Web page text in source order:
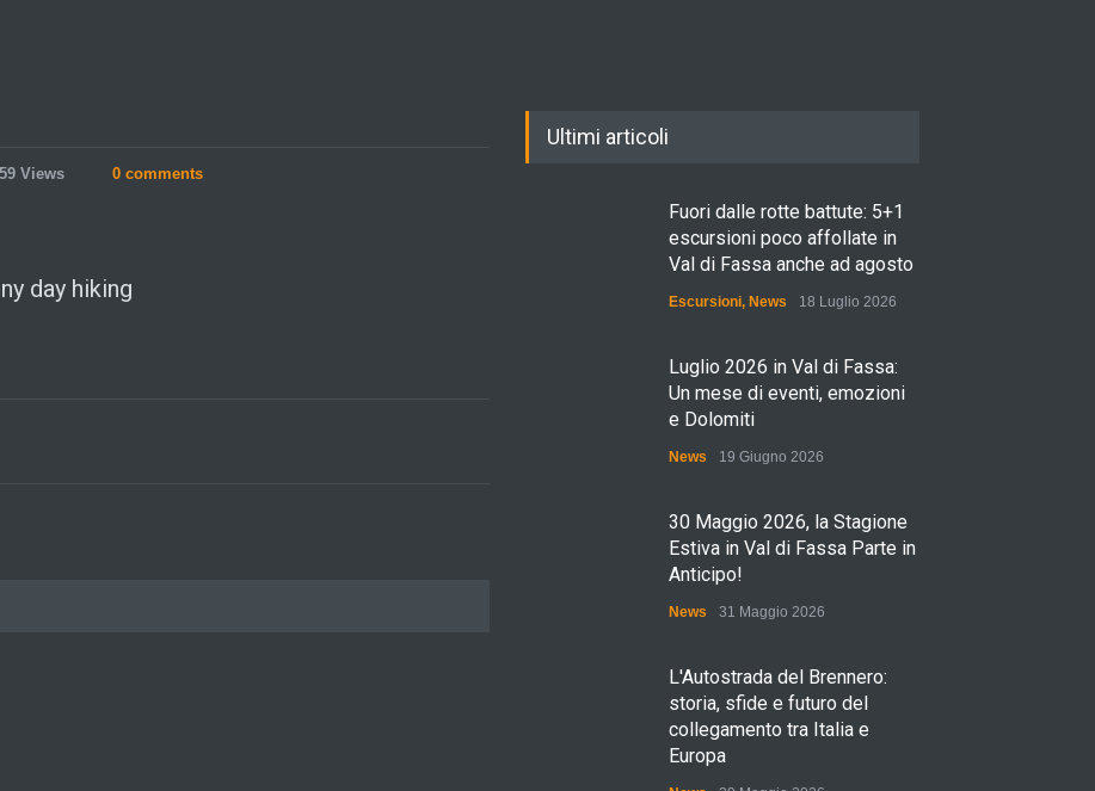
59 Views 0 comments
day hiking
Ultimi articoli
Fuori dalle rotte battute: 5+1
escursioni poco affollate in
Val di Fassa anche ad agosto
Escursioni, News 18 Luglio 2026
Luglio 2026 in Val di Fassa:
Un mese di eventi, emozioni
e Dolomiti
News 19 Giugno 2026
30 Maggio 2026, la Stagione
Estiva in Val di Fassa Parte in
Anticipo!
News 31 Maggio 2026
L'Autostrada del Brennero:
storia, sfide e futuro del
collegamento tra Italia e
Europa